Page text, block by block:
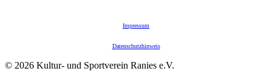
Impressum
Datenschutzhinweis
© 2026 Kultur- und Sportverein Ranies e.V.